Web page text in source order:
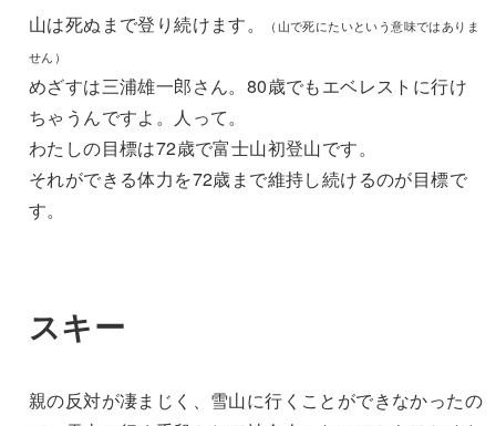
山は死ぬまで登り続けます。
（山で死にたいという意味ではありま
せん）
めざすは三浦雄一郎さん。80歳でもエベレストに行け
ちゃうんですよ。人って。
わたしの目標は72歳で富士山初登山です。
それができる体力を72歳まで維持し続けるのが目標で
す。
スキー
親の反対が凄まじく、雪山に行くことができなかったの